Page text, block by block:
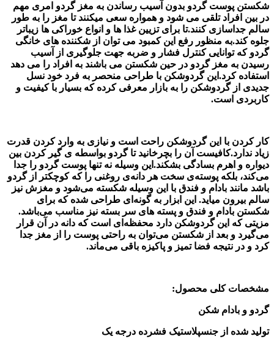
شکستن پوست گردو بدون آسیب رساندن به مغز گردو امری مهم
در بین افراد تلقی می شود و همواره سعی میکنند تا مغز را به طور
سالم جداسازی کنند.تا برای تزیین غذا ها و انواع خوراکی ها زیباتر
جلوه کند.به منظور رفع این کمبود می توان از شکننده های خانگی
گردو که توانایی کنترل فشار و ضربه جهت جلوگیری از آسیب
رسیدن به مغز گردو در حین شکستن می باشند به افراد را می دهد
استفاده کرد.این گردوشکن با طراحی منحصر به فرد خود نسل
جدیدی از گردوشکن را به بازار معرفی کرده که بسیار با کیفیت و
کاربردی است.
کار کردن با این گردوشکن راحت است و نیازی به وارد کردن قدرت
زیاد ندارد.کافیست آن را بچرخانید تا گردو بواسطه ی گیر کردن بین
دیواره و اهرم بسادگی بشکند.این وسیله نه تنها پوست گردو را جدا
می‌کند، بلکه پوسته‌ی سخت هر دانه‌ی روغنی را که کوچکتر از گردو
باشد مانند بادام و فندق با این وسیله شکسته می‌شود و مغزش نیز
سالم بیرون میاید. این ابزار به گونه‌ای طراحی شده که برای
شکستن بادام و فندق و پسته های سر بسته نیز مناسب می‌باشد.
مزیتی که این گردوشکن دارد محفظه‌ای است که دانه در آن قرار
می‌گیرد و بعد از شکستن می‌توان به راحتی پوست را از مغز جدا
کرد و در نتیجه فضا تمیز و پاکیزه باقی می‌ماند.
مشخصات کلی محصول:
گردو و بادام شکن
تولید شده از جنسپلاستیک فشرده درجه یک